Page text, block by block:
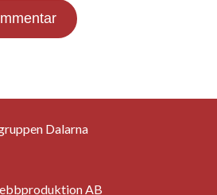
Dalarna
AB